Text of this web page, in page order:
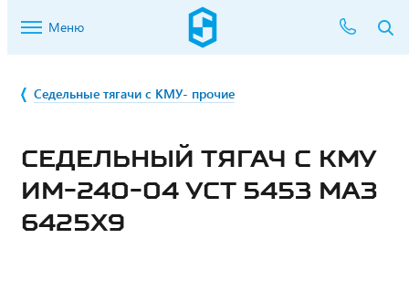
Меню
Седельные тягачи с КМУ- прочие
СЕДЕЛЬНЫЙ ТЯГАЧ С КМУ
ИМ-240-04 УСТ 5453 МАЗ
6425Х9